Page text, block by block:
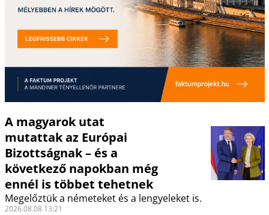
A magyarok utat
mutattak az Európai
Bizottságnak – és a
következő napokban még
ennél is többet tehetnek
Megelőztük a németeket és a lengyeleket is.
2026.08.08 13:21